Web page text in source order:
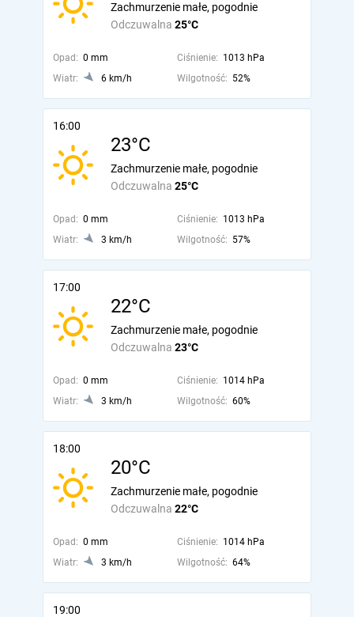
Odczuwalna 25°C
Zachmurzenie małe, pogodnie
Opad: 0 mm Ciśnienie: 1013 hPa
Wiatr:
6 km/h Wilgotność: 52%
16:00
23°C
Odczuwalna 25°C
Zachmurzenie małe, pogodnie
Opad: 0 mm Ciśnienie: 1013 hPa
Wiatr:
3 km/h Wilgotność: 57%
17:00
22°C
Odczuwalna 23°C
Zachmurzenie małe, pogodnie
Opad: 0 mm Ciśnienie: 1014 hPa
Wiatr:
3 km/h Wilgotność: 60%
18:00
20°C
Odczuwalna 22°C
Zachmurzenie małe, pogodnie
Opad: 0 mm Ciśnienie: 1014 hPa
Wiatr:
3 km/h Wilgotność: 64%
19:00